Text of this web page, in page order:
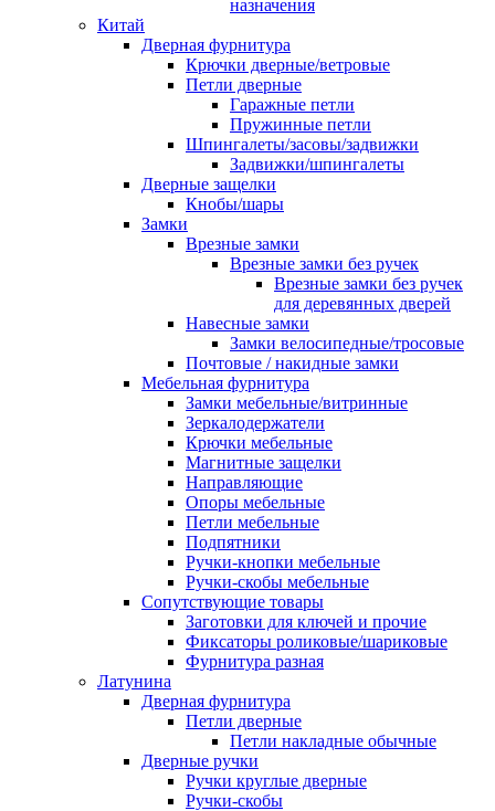
назначения
Китай
Дверная фурнитура
Крючки дверные/ветровые
Петли дверные
Гаражные петли
Пружинные петли
Шпингалеты/засовы/задвижки
Задвижки/шпингалеты
Дверные защелки
Кнобы/шары
Замки
Врезные замки
Врезные замки без ручек
Врезные замки без ручек
для деревянных дверей
Навесные замки
Замки велосипедные/тросовые
Почтовые / накидные замки
Мебельная фурнитура
Замки мебельные/витринные
Зеркалодержатели
Крючки мебельные
Магнитные защелки
Направляющие
Опоры мебельные
Петли мебельные
Подпятники
Ручки-кнопки мебельные
Ручки-скобы мебельные
Сопутствующие товары
Заготовки для ключей и прочие
Фиксаторы роликовые/шариковые
Фурнитура разная
Латунина
Дверная фурнитура
Петли дверные
Петли накладные обычные
Дверные ручки
Ручки круглые дверные
Ручки-скобы